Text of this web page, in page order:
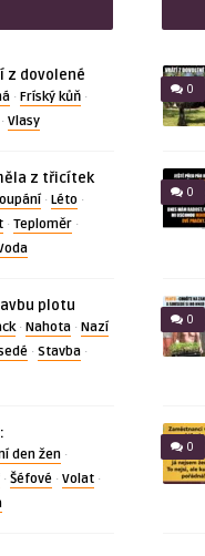
z dovolené
· Fríský kůň ·
Vlasy
z třicítek
· Léto ·
· Teploměr ·
plotu
· Nahota · Nazí
· Stavba ·
den žen ·
· Šéfové · Volat ·
0
0
0
0